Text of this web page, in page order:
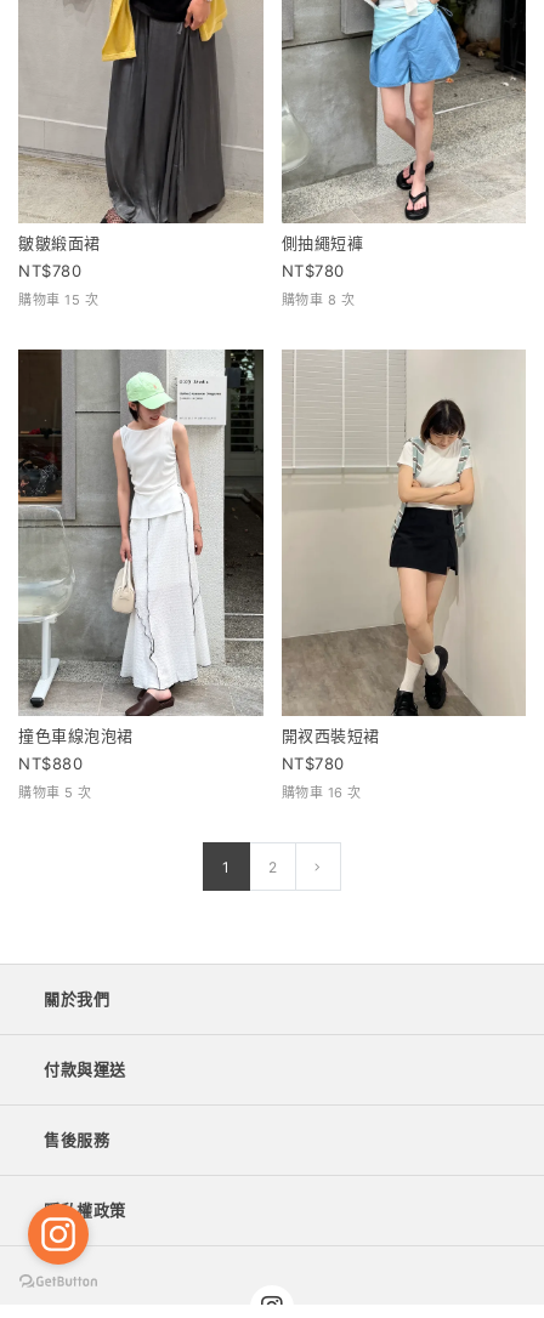
皺皺緞面裙
780
購物車 15 次
側抽繩短褲
780
購物車 8 次
撞色車線泡泡裙
880
購物車 5 次
開衩西裝短裙
780
購物車 16 次
1 2
關於我們
付款與運送
售後服務
隱私權政策